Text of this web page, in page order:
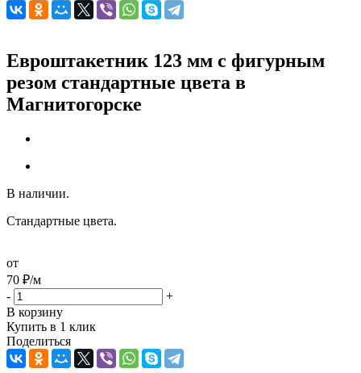
Евроштакетник 123 мм с фигурным
резом стандартные цвета в
Магнитогорске
В наличии.
Стандартные цвета.
от
70 ₽/м
-
+
В корзину
Купить в 1 клик
Поделиться